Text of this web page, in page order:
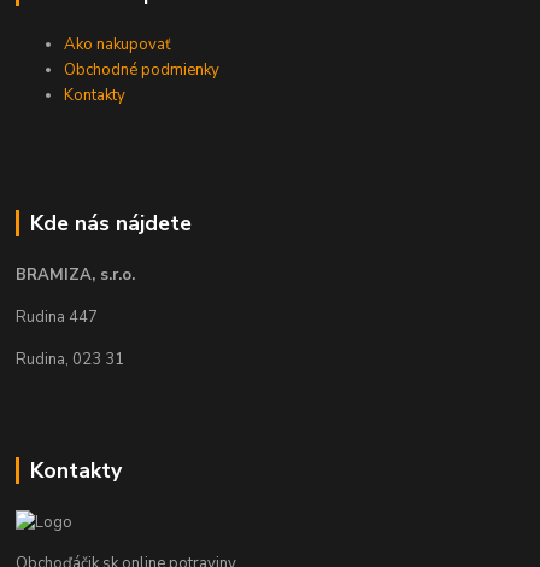
Ako nakupovať
Obchodné podmienky
Kontakty
Kde nás nájdete
BRAMIZA, s.r.o.
Rudina 447
Rudina, 023 31
Kontakty